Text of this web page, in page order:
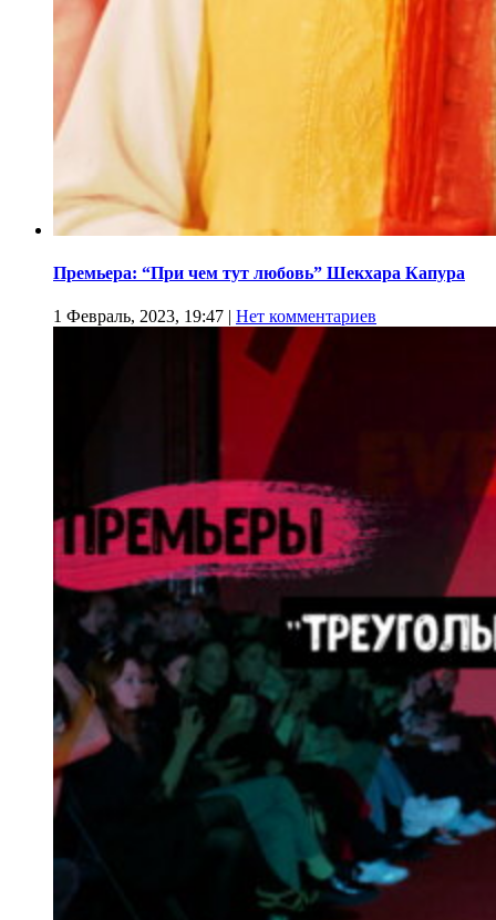
Премьера: “При чем тут любовь” Шекхара Капура
1 Февраль, 2023, 19:47 | Нет комментариев